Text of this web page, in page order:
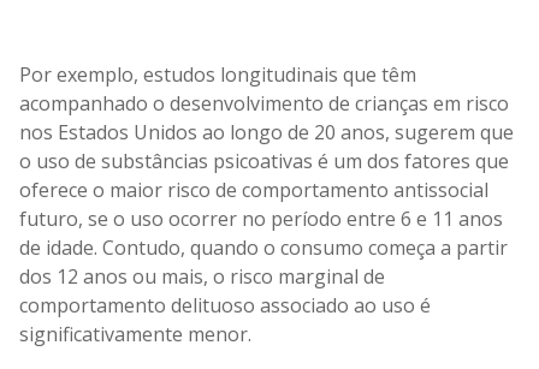
Por exemplo, estudos longitudinais que têm
acompanhado o desenvolvimento de crianças em risco
nos Estados Unidos ao longo de 20 anos, sugerem que
o uso de substâncias psicoativas é um dos fatores que
oferece o maior risco de comportamento antissocial
futuro, se o uso ocorrer no período entre 6 e 11 anos
de idade. Contudo, quando o consumo começa a partir
dos 12 anos ou mais, o risco marginal de
comportamento delituoso associado ao uso é
significativamente menor.